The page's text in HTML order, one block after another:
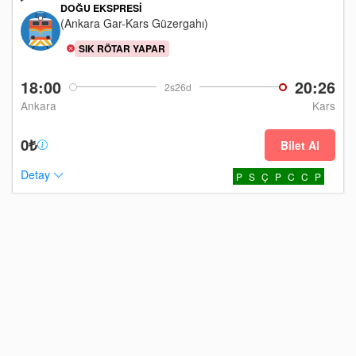
18:00 2s26d 20:26
Ankara Kars
DOĞU EKSPRESI
(Ankara Gar-Kars Güzergahı)
SIK RÖTAR YAPAR
0₺
Bilet Al
Detay
P S Ç P C C P